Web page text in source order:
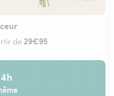
de 29€95